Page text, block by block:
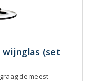
wijnglas (set
de meest